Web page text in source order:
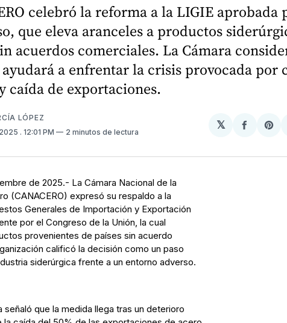
celebró la reforma a la LIGIE aprobada
que eleva aranceles a productos
acuerdos comerciales. La Cámara
a enfrentar la crisis provocada por
caída de exportaciones.
LÓPEZ
. 12:01 PM 2 minutos de lectura
𝕏
de 2025.- La Cámara Nacional de la
(CANACERO) expresó su respaldo a la
Generales de Importación y Exportación
por el Congreso de la Unión, la cual
provenientes de países sin acuerdo
calificó la decisión como un paso
siderúrgica frente a un entorno adverso.
señaló que la medida llega tras un deterioro